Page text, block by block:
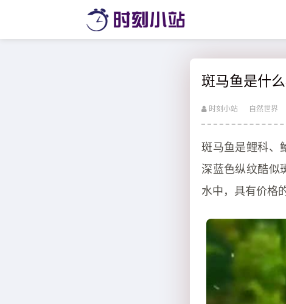
斑马鱼是什
时刻小站 自然世界
斑马鱼是鲤科、
深蓝色纵纹酷似
水中，具有价格